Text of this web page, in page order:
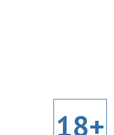
18+